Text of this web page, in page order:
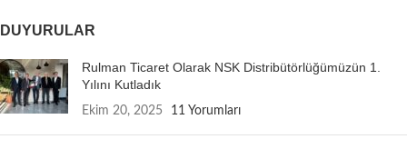
DUYURULAR
Rulman Ticaret Olarak NSK Distribütörlüğümüzün 1.
Yılını Kutladık
Ekim 20, 2025 11 Yorumları